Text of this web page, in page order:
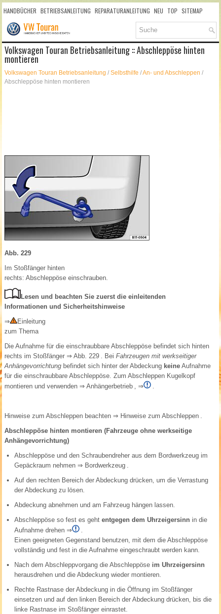
HANDBÜCHER BETRIEBSANLEITUNG REPARATURANLEITUNG NEU TOP SITEMAP
SUCHLAUF
Volkswagen Touran Betriebsanleitung :: Abschleppöse hinten
montieren
Volkswagen Touran Betriebsanleitung /Selbsthilfe /An- und Abschleppen /
Abschleppöse hinten montieren
Abb. 229
Im Stoßfänger hinten
rechts: Abschleppöse einschrauben.
Lesen und beachten Sie zuerst die einleitenden
Informationen und Sicherheitshinweise
⇒
Einleitung
zum Thema
Die Aufnahme für die einschraubbare Abschleppöse befindet sich hinten
rechts im Stoßfänger ⇒ Abb. 229 . BeiFahrzeugen mit werkseitiger
Anhängevorrichtung befindet sich hinter der Abdeckung keine Aufnahme
für die einschraubbare Abschleppöse. Zum Abschleppen Kugelkopf
montieren und verwenden ⇒ Anhängerbetrieb , ⇒ .
Hinweise zum Abschleppen beachten ⇒ Hinweise zum Abschleppen .
Abschleppöse hinten montieren (Fahrzeuge ohne werkseitige
Anhängevorrichtung)
Abschleppöse und den Schraubendreher aus dem Bordwerkzeug im
Gepäckraum nehmen ⇒ Bordwerkzeug .
Auf den rechten Bereich der Abdeckung drücken, um die Verrastung
der Abdeckung zu lösen.
Abdeckung abnehmen und am Fahrzeug hängen lassen.
Abschleppöse so fest es gehtentgegen dem Uhrzeigersinn in die
Aufnahme drehen ⇒
.
Einen geeigneten Gegenstand benutzen, mit dem die Abschleppöse
vollständig und fest in die Aufnahme eingeschraubt werden kann.
Nach dem Abschleppvorgang die Abschleppöse im Uhrzeigersinn
herausdrehen und die Abdeckung wieder montieren.
Rechte Rastnase der Abdeckung in die Öffnung im Stoßfänger
einsetzen und auf den linken Bereich der Abdeckung drücken, bis die
linke Rastnase im Stoßfänger einrastet.